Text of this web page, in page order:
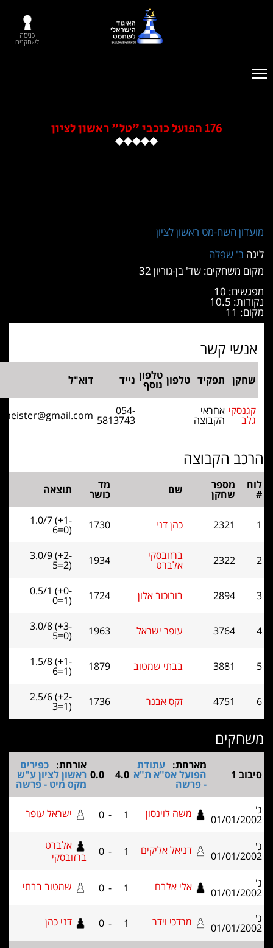
השח-מט ראשון לציון
ב' שפלה
משחקים: שד' בן-גוריון 32
10
10.5
קשר
תפקיד טלפון טלפון
נוסף נייד
אחראי
הקבוצה 5813743
grossmeister@gmail.com
הקבוצה
מספר
שחקן תוצאה
2321 כהן דני 1.0/7 (+1-
6=0)
2322 ברזובסקי
אלברט
3.0/9 (+2-
5=2)
2894 בורוכוב אלון 0.5/1 (+0-
0=1)
3764 עופר ישראל 3.0/8 (+3-
5=0)
3881 בבתי שמטוב 1879
1.5/8 (+1-
6=1)
4751 זקס אבנר 2.5/6 (+2-
3=1)
מארחת:עתודת
הפועל אס"א ת"א
- פרשה
4.0
0.0
אורחת:כפירים
ראשון לציון ע"ש
מקס מיט - פרשה
01/01/ משה לוינסון 1
0 ישראל עופר
01/01/ דניאל אליקים 1
0
אלברט
ברזובסקי
01/01/ אלי אלבם 0 שמטוב בבתי
01/01/ מרדכי וידר 1
0 דני כהן